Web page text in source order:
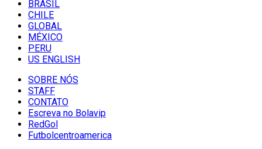
BRASIL
CHILE
GLOBAL
MÉXICO
PERU
US ENGLISH
SOBRE NÓS
STAFF
CONTATO
Escreva no Bolavip
RedGol
Futbolcentroamerica